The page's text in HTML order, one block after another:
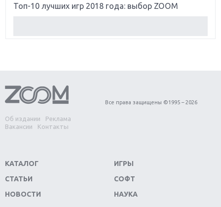
Топ-10 лучших игр 2018 года: выбор ZOOM
Обзор игры Forza Horizon 4: вершина эволюции
Две важных новинки для консолей: Spider-Man и
Divinity Original Sin 2
Switch
Обзор игры The Crew 2: покорение Америки
Об издании
Реклама
Вакансии
Контакты
Все права защищены ©1995 – 2026
КАТАЛОГ
СТАТЬИ
НОВОСТИ
ИГРЫ
СОФТ
НАУКА